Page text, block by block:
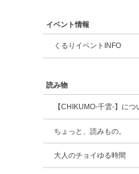
イベント情報
くるりイベントINFO
読み物
【CHIKUMO-千雲-】につ
ちょっと、読みもの。
大人のチョイゆる時間